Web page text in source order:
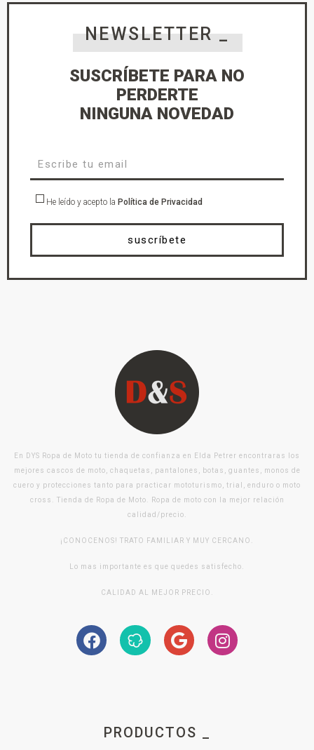
NEWSLETTER _
SUSCRÍBETE PARA NO
PERDERTE
NINGUNA NOVEDAD
He leído y acepto la Política de Privacidad
suscríbete
En DYS Ropa de Moto tu tienda de confianza en Elda Petrer encontraras los
mejores cascos de moto, chaquetas, pantalones, botas, guantes, monos de
cuero y protecciones tanto para practicar mototurismo, trial, enduro o moto
cross. Tienda de Ropa de Moto. Ropa de moto con la mejor relación
calidad/precio.
¡CONOCENOS! TRATO FAMILIAR Y MUY CERCANO.
Lo mas importante es que quedes satisfecho.
CALIDAD AL MEJOR PRECIO.
PRODUCTOS _